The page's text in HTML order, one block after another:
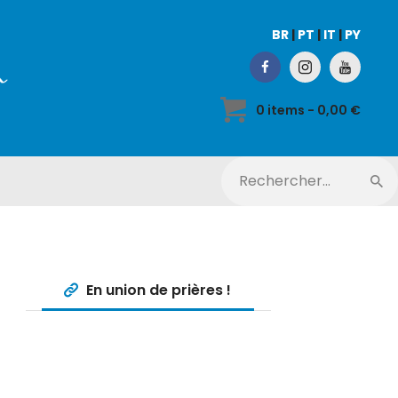
BR | PT | IT | PY
0 items - 0,00 €
En union de prières !